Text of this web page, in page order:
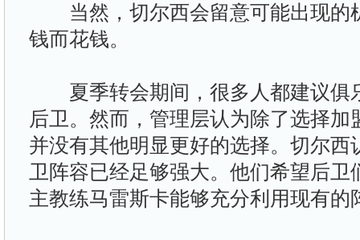
当然，切尔西会留意可能出现的
钱而花钱。
夏季转会期间，很多人都建议俱
后卫。然而，管理层认为除了选择加
并没有其他明显更好的选择。切尔西
卫阵容已经足够强大。他们希望后卫
主教练马雷斯卡能够充分利用现有的